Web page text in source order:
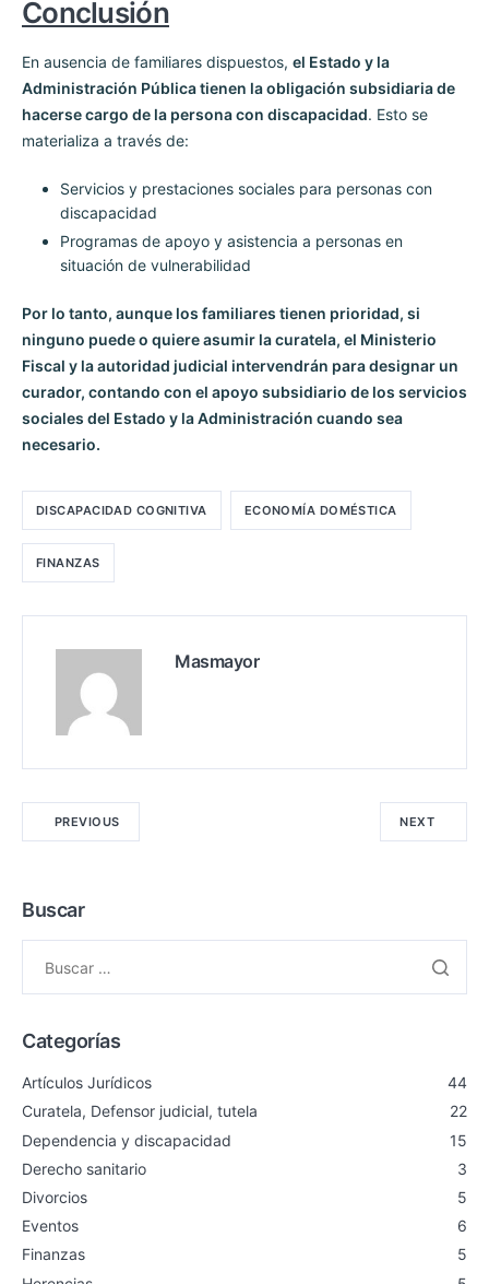
Conclusión
En ausencia de familiares dispuestos, el Estado y la
Administración Pública tienen la obligación subsidiaria de
hacerse cargo de la persona con discapacidad. Esto se
materializa a través de:
Servicios y prestaciones sociales para personas con
discapacidad
Programas de apoyo y asistencia a personas en
situación de vulnerabilidad
Por lo tanto, aunque los familiares tienen prioridad, si
ninguno puede o quiere asumir la curatela, el Ministerio
Fiscal y la autoridad judicial intervendrán para designar un
curador, contando con el apoyo subsidiario de los servicios
sociales del Estado y la Administración cuando sea
necesario.
DISCAPACIDAD COGNITIVA ECONOMÍA DOMÉSTICA
FINANZAS
Masmayor
PREVIOUS NEXT
Buscar
Categorías
Artículos Jurídicos
44
Curatela, Defensor judicial, tutela
22
Dependencia y discapacidad
15
Derecho sanitario
3
Divorcios
5
Eventos
6
Finanzas
5